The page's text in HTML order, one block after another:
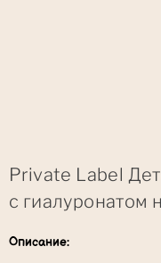
Private Label
с гиалуронатом
Описание: